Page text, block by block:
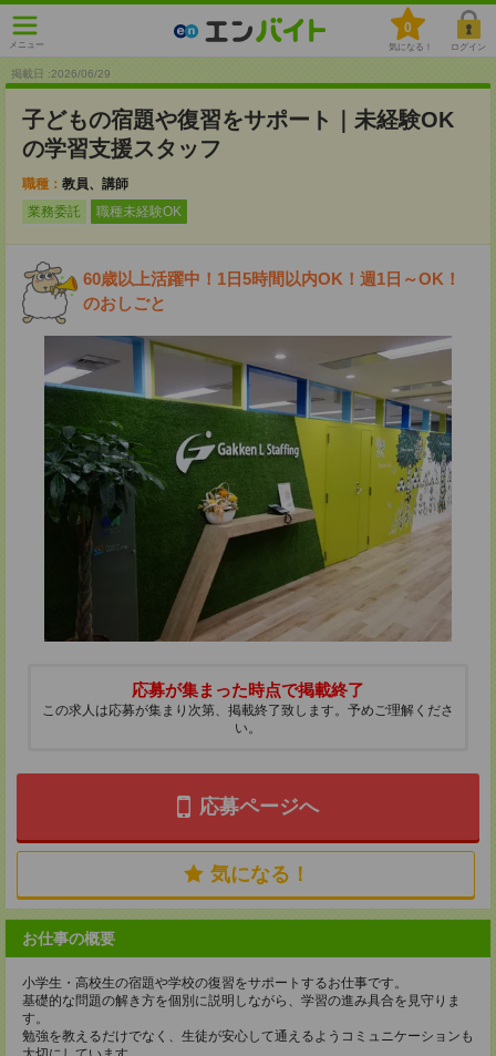
メニュー
0
気になる！ ログイン
掲載日 :2026/06/29
子どもの宿題や復習をサポート｜未経験OK
の学習支援スタッフ
職種： 教員、講師
業務委託
職種未経験OK
60歳以上活躍中！1日5時間以内OK！週1日～OK！
のおしごと
応募が集まった時点で掲載終了
この求人は応募が集まり次第、掲載終了致します。予めご理解くださ
い。
応募ページへ
気になる！
お仕事の概要
小学生・高校生の宿題や学校の復習をサポートするお仕事です。
基礎的な問題の解き方を個別に説明しながら、学習の進み具合を見守りま
す。
勉強を教えるだけでなく、生徒が安心して通えるようコミュニケーションも